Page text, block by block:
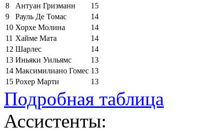
8
Антуан Гризманн
15
9
Рауль Де Томас
14
10 Хорхе Молина
14
11 Хайме Мата
14
12 Шарлес
14
13 Иньяки Уильямс
13
14 Максимилиано Гомес 13
15 Рохер Марти 13
Подробная таблица
Ассистенты: